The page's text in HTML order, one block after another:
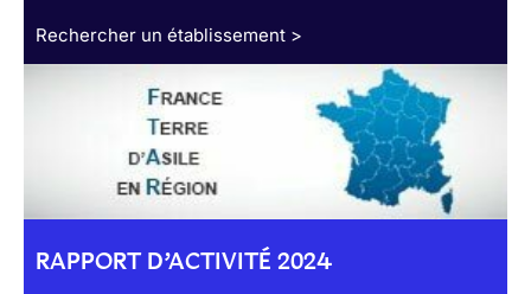
Rechercher un établissement >
RAPPORT D’ACTIVITÉ 2024